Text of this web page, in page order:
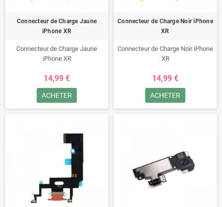
Connecteur de Charge Jaune
iPhone XR
Connecteur de Charge Jaune
iPhone XR
14,99 €
ACHETER
Connecteur de Charge Noir iPhone
XR
Connecteur de Charge Noir iPhone
XR
14,99 €
ACHETER